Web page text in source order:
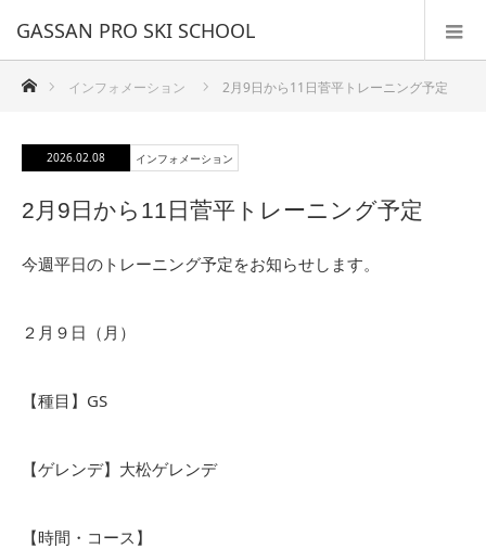
GASSAN PRO SKI SCHOOL
ホーム インフォメーション 2月9日から11日菅平トレーニング予定
2026.02.08 インフォメーション
2月9日から11日菅平トレーニング予定
今週平日のトレーニング予定をお知らせします。
２月９日（月）
【種目】GS
【ゲレンデ】大松ゲレンデ
【時間・コース】